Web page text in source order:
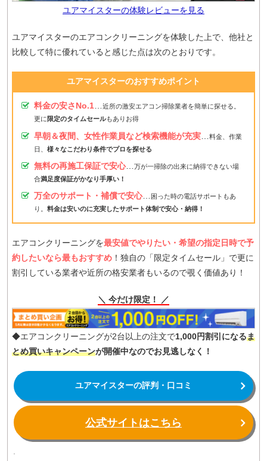
ユアマイスターの体験レビューを見る
ユアマイスターのエアコンクリーニングを体験した上で、他社と
比較して特に優れていると感じた点は次のとおりです。
ユアマイスターのおすすめポイント
料金の安さNo.1…
近所の激安エアコン掃除業者を簡単に探せる。
更に 限定のタイムセールもありお得
早朝＆夜間、女性作業員など検索機能が充実…
料金、作業
日、 様々なこだわり条件でプロを探せる
無料の再施工保証で安心…
万が一掃除の出来に納得できない場
合満足度保証がかなり手厚い！
万全のサポート・補償で安心… 困った時の電話サポートもあ
り。 料金は安いのに充実したサポート体制で安心・納得！
エアコンクリーニングを最安値でやりたい・希望の指定日時で予
約したいなら最もおすすめ ！独自の「限定タイムセール」で更に
割引している業者や近所の格安業者もいるので覗く価値あり！
＼ 今だけ限定！ ／
◆エアコンクリーニングが2台以上の注文で1,000円割引になるま
とめ買いキャンペーンが開催中なのでお見逃しなく！
ユアマイスターの評判・口コミ
公式サイトはこちら